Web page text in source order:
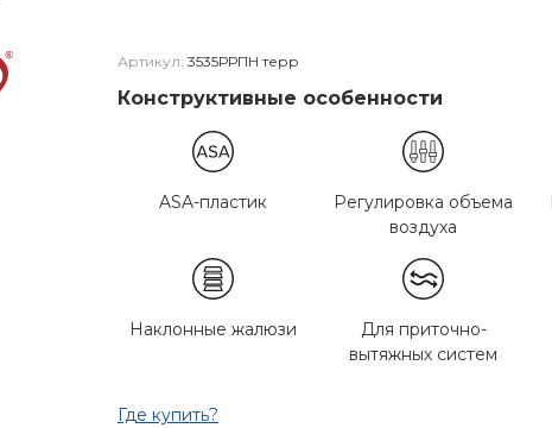
Артикул: 3535РРПН терр
Конструктивные особенности
ASA-пластик
Регулировка объема
воздуха
Наклонные жалюзи
Для приточно-
вытяжных систем
Где купить?